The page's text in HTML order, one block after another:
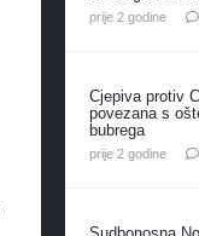
prije 2 godine
Cjepiva protiv
povezana s
bubrega
prije 2 godine